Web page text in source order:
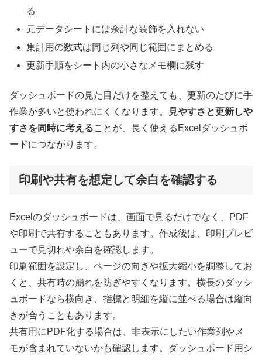
る
元データシートには余計な装飾を入れない
集計用の数式は同じ列や同じ範囲にまとめる
更新手順をシート内の小さなメモ欄に残す
ダッシュボードの見た目だけを整えても、更新のたびに手
作業が多いと使われにくくなります。
見やすさと更新しや
すさを同時に考えることが、長く使えるExcelダッシュボ
ードにつながります。
印刷や共有を想定して余白を確認する
Excelのダッシュボードは、画面で見るだけでなく、PDF
や印刷で共有することもあります。作成後は、印刷プレビ
ューで見切れや余白を確認します。
印刷範囲を設定し、ページの向きや拡大縮小を調整してお
くと、共有時の崩れを防ぎやすくなります。横長のダッシ
ュボードなら横向き、指標と明細を縦に並べる場合は縦向
きが合うこともあります。
共有用にPDF化する場合は、非表示にしたい作業列やメ
モが含まれていないかも確認します。ダッシュボード用シ